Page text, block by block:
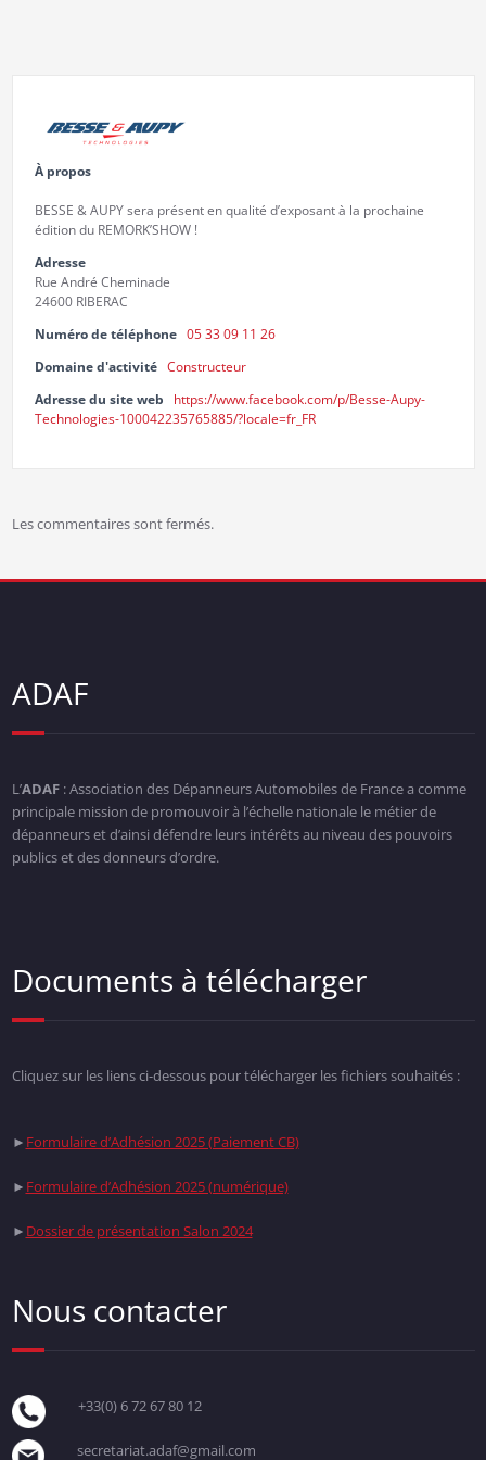
À propos
BESSE & AUPY sera présent en qualité d’exposant à la prochaine
édition du REMORK’SHOW !
Adresse
Rue André Cheminade
24600 RIBERAC
Numéro de téléphone 05 33 09 11 26
Domaine d'activité Constructeur
Adresse du site web
https://www.facebook.com/p/Besse-Aupy-
Technologies-100042235765885/?locale=fr_FR
Les commentaires sont fermés.
ADAF
L’ADAF: Association des Dépanneurs Automobiles de France a comme
principale mission de promouvoir à l’échelle nationale le métier de
dépanneurs et d’ainsi défendre leurs intérêts au niveau des pouvoirs
publics et des donneurs d’ordre.
Documents à télécharger
Cliquez sur les liens ci-dessous pour télécharger les fichiers souhaités :
► Formulaire d’Adhésion 2025 (Paiement CB)
► Formulaire d’Adhésion 2025 (numérique)
► Dossier de présentation Salon 2024
Nous contacter
+33(0) 6 72 67 80 12
secretariat.adaf@gmail.com